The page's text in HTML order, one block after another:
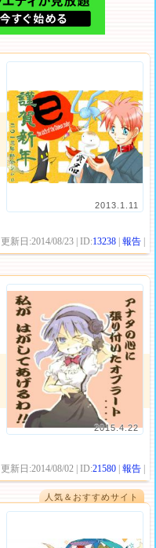
2013.1.11
| 更新日:2014/08/23 | ID:13238 |報告
2015.4.22
| 更新日:2014/08/02 | ID:21580 |報告
人気＆おすすめサイト